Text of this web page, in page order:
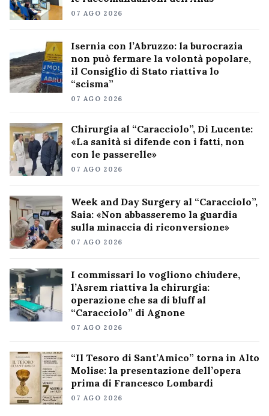
07 AGO 2026
Isernia con l’Abruzzo: la burocrazia
non può fermare la volontà popolare,
il Consiglio di Stato riattiva lo
“scisma”
07 AGO 2026
Chirurgia al “Caracciolo”, Di Lucente:
«La sanità si difende con i fatti, non
con le passerelle»
07 AGO 2026
Week and Day Surgery al “Caracciolo”,
Saia: «Non abbasseremo la guardia
sulla minaccia di riconversione»
07 AGO 2026
I commissari lo vogliono chiudere,
l’Asrem riattiva la chirurgia:
operazione che sa di bluff al
“Caracciolo” di Agnone
07 AGO 2026
“Il Tesoro di Sant’Amico” torna in Alto
Molise: la presentazione dell’opera
prima di Francesco Lombardi
07 AGO 2026